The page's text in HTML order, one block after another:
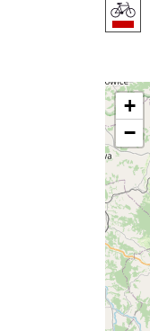
+
−